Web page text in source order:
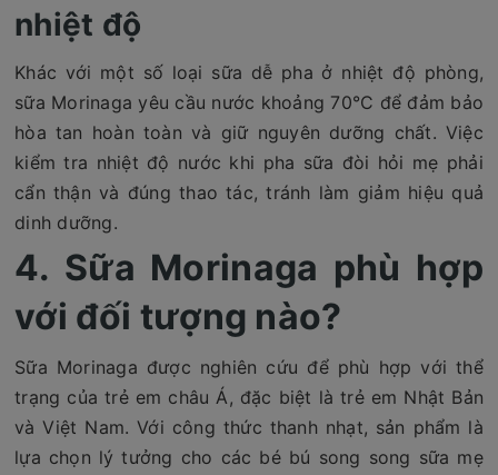
nhiệt độ
Khác với một số loại sữa dễ pha ở nhiệt độ phòng,
sữa Morinaga yêu cầu nước khoảng 70°C để đảm bảo
hòa tan hoàn toàn và giữ nguyên dưỡng chất. Việc
kiểm tra nhiệt độ nước khi pha sữa đòi hỏi mẹ phải
cẩn thận và đúng thao tác, tránh làm giảm hiệu quả
dinh dưỡng.
4. Sữa Morinaga phù hợp
với đối tượng nào?
Sữa Morinaga được nghiên cứu để phù hợp với thể
trạng của trẻ em châu Á, đặc biệt là trẻ em Nhật Bản
và Việt Nam. Với công thức thanh nhạt, sản phẩm là
lựa chọn lý tưởng cho các bé bú song song sữa mẹ